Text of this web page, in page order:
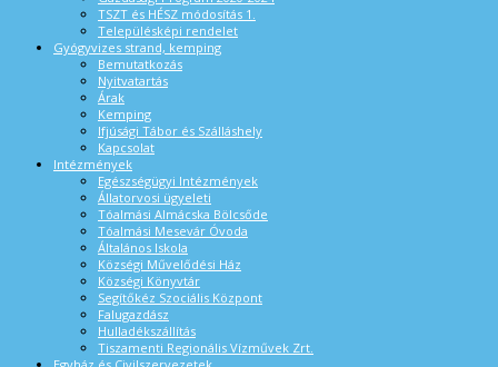
TSZT és HÉSZ módosítás 1.
Településképi rendelet
Gyógyvizes strand, kemping
Bemutatkozás
Nyitvatartás
Árak
Kemping
Ifjúsági Tábor és Szálláshely
Kapcsolat
Intézmények
Egészségügyi Intézmények
Állatorvosi ügyeleti
Tóalmási Almácska Bölcsőde
Tóalmási Mesevár Óvoda
Általános Iskola
Községi Művelődési Ház
Községi Könyvtár
Segítőkéz Szociális Központ
Falugazdász
Hulladékszállítás
Tiszamenti Regionális Vízművek Zrt.